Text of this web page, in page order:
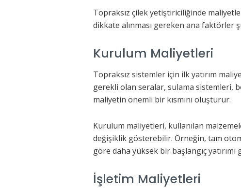
Topraksız çilek yetiştiriciliğinde
dikkate alınması gereken ana faktörler
Kurulum Maliyetleri
Topraksız sistemler için ilk yatırım
gerekli olan seralar, sulama sistemleri,
maliyetin önemli bir kısmını oluşturur.
Kurulum maliyetleri, kullanılan
değişiklik gösterebilir. Örneğin, tam
göre daha yüksek bir başlangıç
İşletim Maliyetleri